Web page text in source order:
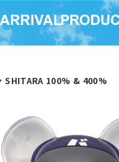
SHITARA 100% & 400%